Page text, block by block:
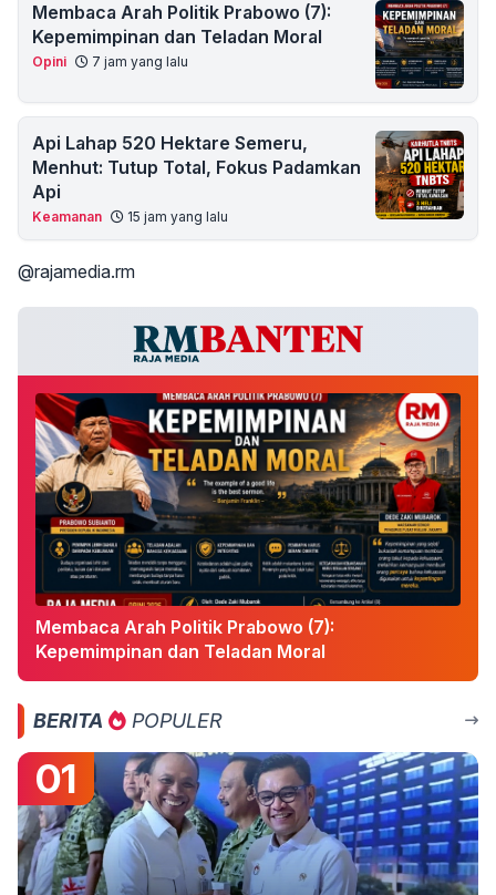
Membaca Arah Politik Prabowo (7):
Kepemimpinan dan Teladan Moral
Opini 7 jam yang lalu
Api Lahap 520 Hektare Semeru,
Menhut: Tutup Total, Fokus Padamkan
Api
Keamanan 15 jam yang lalu
@rajamedia.rm
Membaca Arah Politik Prabowo (7):
Kepemimpinan dan Teladan Moral
BERITA POPULER
01